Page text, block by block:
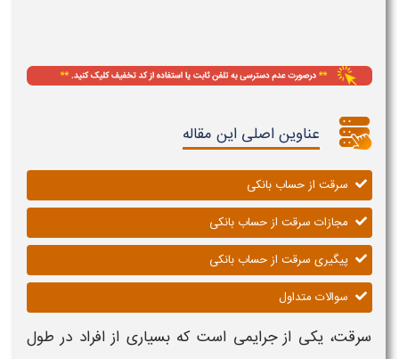
عناوین اصلی این مقاله
سرقت از حساب بانکی
مجازات سرقت از حساب بانکی
پیگیری سرقت از حساب بانکی
سوالات متداول
سرقت، یکی از جرایمی است که بسیاری از افراد در طول